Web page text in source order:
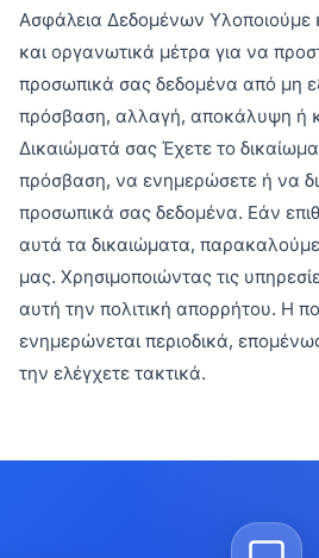
Ασφάλεια Δεδομένων Υλοποιούμε
και οργανωτικά μέτρα για να
προσωπικά σας δεδομένα από μη
πρόσβαση, αλλαγή, αποκάλυψη ή
Δικαιώματά σας Έχετε το
πρόσβαση, να ενημερώσετε ή να
προσωπικά σας δεδομένα. Εάν
αυτά τα δικαιώματα, παρακαλούμε
μας. Χρησιμοποιώντας τις
αυτή την πολιτική απορρήτου. Η
ενημερώνεται περιοδικά,
την ελέγχετε τακτικά.